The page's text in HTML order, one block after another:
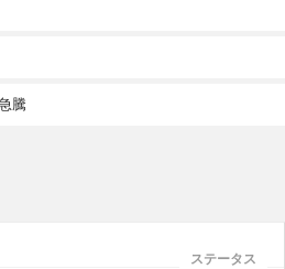
騰
ステータス